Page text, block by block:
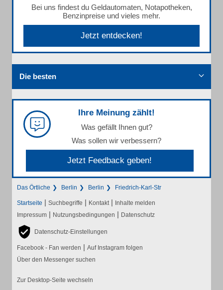
Bei uns findest du Geldautomaten, Notapotheken,
Benzinpreise und vieles mehr.
Jetzt entdecken!
Die besten
Ihre Meinung zählt!
Was gefällt Ihnen gut?
Was sollen wir verbessern?
Jetzt Feedback geben!
Das Örtliche Berlin Berlin Friedrich-Karl-Str
Startseite | Suchbegriffe | Kontakt | Inhalte melden
Impressum | Nutzungsbedingungen | Datenschutz
Datenschutz-Einstellungen
Facebook - Fan werden | Auf Instagram folgen
Über den Messenger suchen
Zur Desktop-Seite wechseln